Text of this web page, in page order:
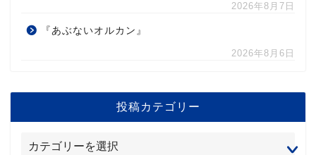
2026年8月7日
『あぶないオルカン』
2026年8月6日
投稿カテゴリー